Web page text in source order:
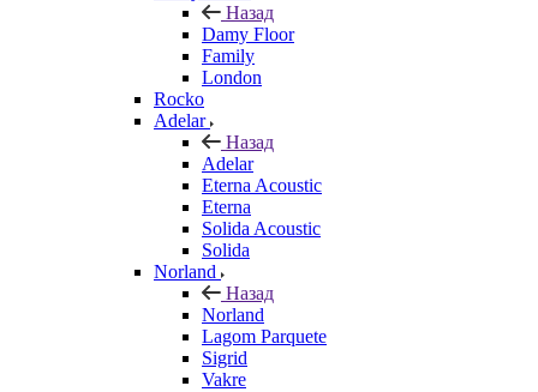
Назад
Damy Floor
Family
London
Rocko
Adelar
Назад
Adelar
Eterna Acoustic
Eterna
Solida Acoustic
Solida
Norland
Назад
Norland
Lagom Parquete
Sigrid
Vakre